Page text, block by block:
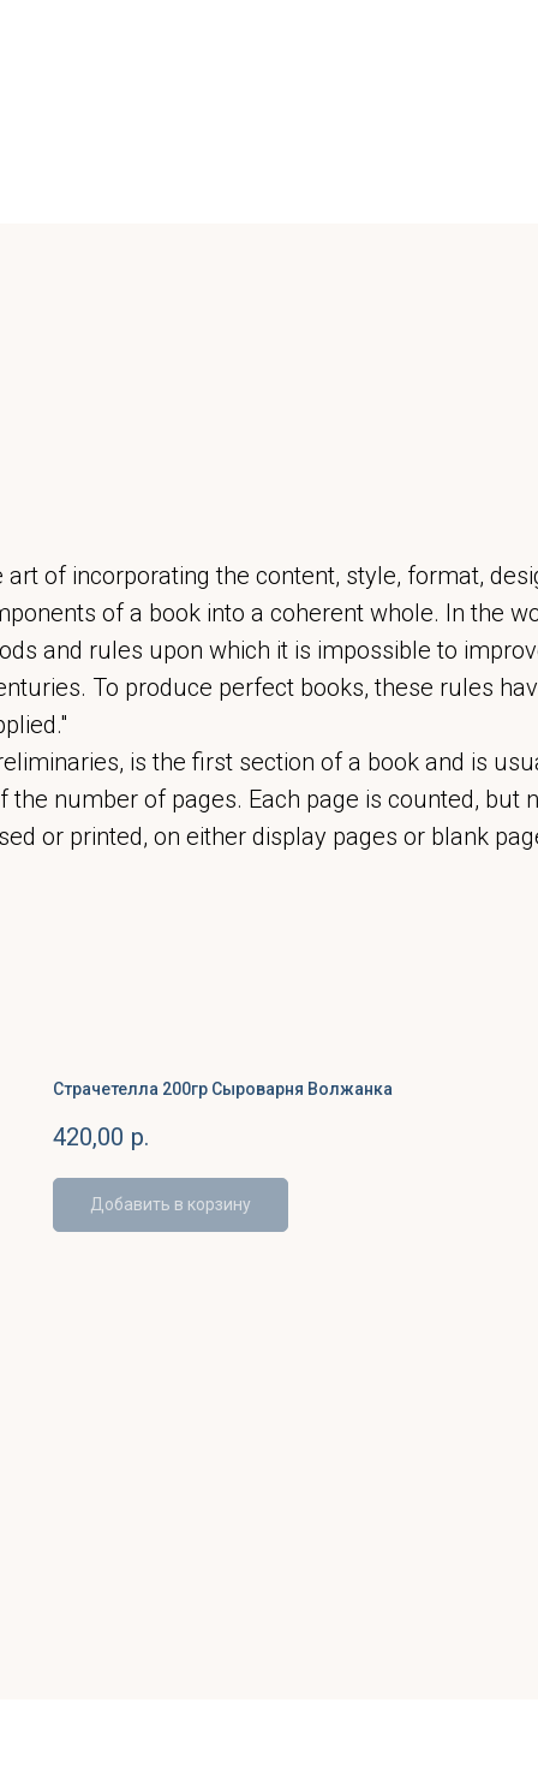
art of incorporating the content, style, format,
of a book into a coherent whole. In the
and rules upon which it is impossible to
To produce perfect books, these rules
is the first section of a book and is
the number of pages. Each page is counted, but
or printed, on either display pages or blank
Страчетелла 200гр Сыроварня Волжанка
420,00 р.
Добавить в корзину